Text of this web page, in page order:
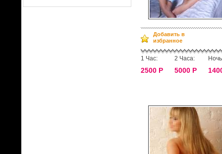
Добавить в
избранное
1 Час:
2500 Р
2 Часа:
5000 Р